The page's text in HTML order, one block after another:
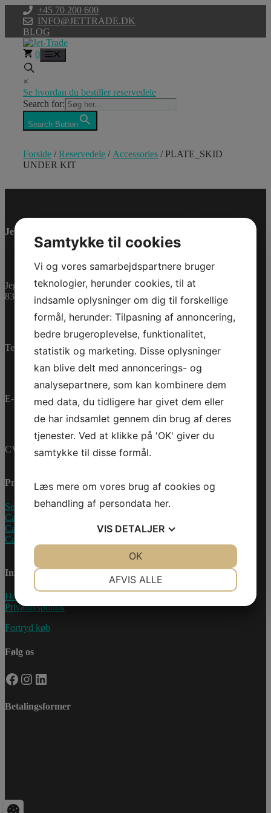
indhold
+45 70 200 600
INFO@JETTRADE.DK
BLOG
0
×
Se hvordan du bestiller reservedele
Search for:
Search Button
Forside /Reservedele / Accessories / PLATE_SKID
UNDER KIT
UNDER KIT
Model/Varenr.: 715009864
4.996,75 dkinkl. Moms
3.997,40 dk
På lager
PLATE_SKID
UNDER
KIT
antal
Tilføj til kurv
Varenummer (SKU):
715009864 Kategorier:
Accessories
Jet-Trade Powersport
Jegstrupvej 280
8361 Hasselager
Telefon:+45 70 200 600
E-mail:info@jettrade.dk
CVR-nummer: 27233678
Produkter
Sea-Doo Vandscooter
Can-Am ATV
Can-Am UTV
Can-Am Roadster
Information
Handelsebetingelser
Privatlivspolitik
Fortryd køb
Følg os
Facebook
Instagram
LinkedIn
Betalingsformer
Samtykke til cookies
Vi og vores samarbejdspartnere bruger
teknologier, herunder cookies, til at
indsamle oplysninger om dig til forskellige
formål, herunder: Tilpasning af annoncering,
bedre brugeroplevelse, funktionalitet,
statistik og marketing. Disse oplysninger
kan blive delt med annoncerings- og
analysepartnere, som kan kombinere dem
med data, du tidligere har givet dem eller
de har indsamlet gennem din brug af deres
tjenester. Ved at klikke på 'OK' giver du
samtykke til disse formål.
Læs mere om vores brug af cookies og
behandling af persondata her.
VIS DETALJER
AFVIS ALLE
OK